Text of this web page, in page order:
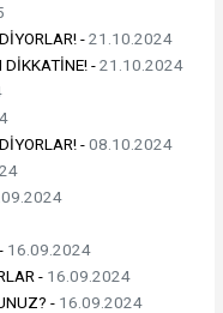
-21.10.2024
DİKKATİNE! -21.10.2024
-08.10.2024
16.09.2024
- 16.09.2024
- 16.09.2024